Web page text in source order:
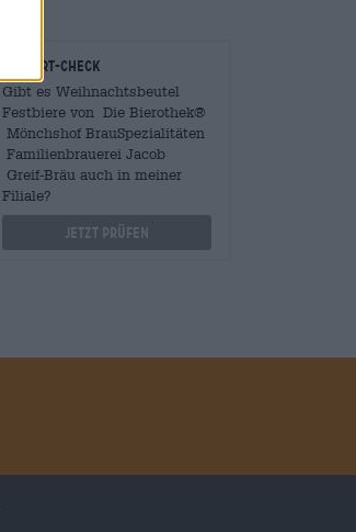
Vor-Ort-Check
Gibt es Weihnachtsbeutel
Festbiere von Die Bierothek®
Mönchshof BrauSpezialitäten
Familienbrauerei Jacob
Greif-Bräu auch in meiner
Filiale?
Jetzt prüfen